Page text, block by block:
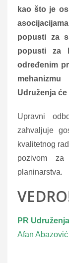
kao što je
popusti za
popusti za
određenim
Udruženja
Upravni
zahvaljuje
kvalitetnog
pozivom za
planinarstva.
PR Udruženja
Afan Abazović